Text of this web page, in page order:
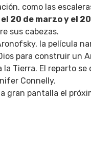
como las
el 20 de marzo y el
sus cabezas.
la película
para construir un
Tierra. El reparto
Connelly.
gran pantalla el